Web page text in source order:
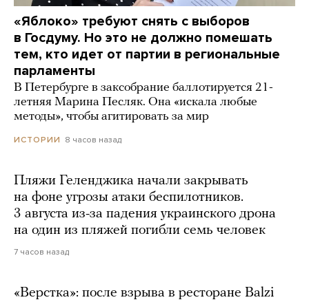
«Яблоко» требуют снять с выборов
в Госдуму. Но это не должно помешать
тем, кто идет от партии в региональные
парламенты
В Петербурге в заксобрание баллотируется 21-
летняя Марина Песляк. Она «искала любые
методы», чтобы агитировать за мир
ИСТОРИИ 8 часов назад
Пляжи Геленджика начали закрывать
на фоне угрозы атаки беспилотников.
3 августа из-за падения украинского дрона
на один из пляжей погибли семь человек
7 часов назад
«Верстка»: после взрыва в ресторане Balzi